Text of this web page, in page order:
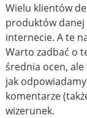
Wielu klientów
produktów
internecie. A te
Warto zadbać o
średnia ocen, ale
jak
komentarze
wizerunek.